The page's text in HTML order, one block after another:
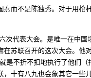
而不是陈独秀。对于用枪
次代表大会。是唯一在中
苏联召开的这次大会。他
是不折不扣地执行了他们
十有八九也会象其它一些